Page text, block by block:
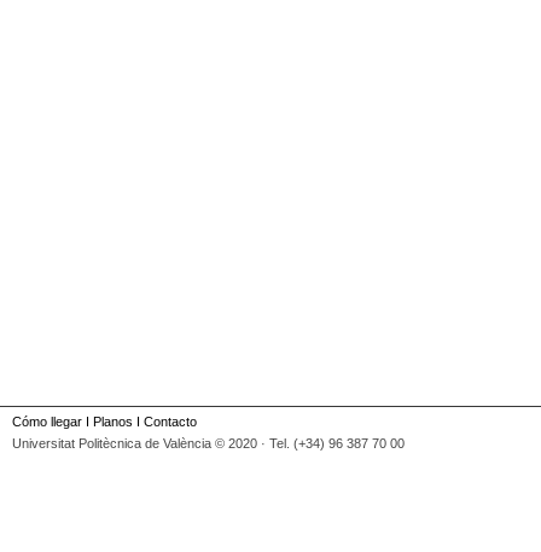
Cómo llegar I Planos I Contacto
Universitat Politècnica de València © 2020 · Tel. (+34) 96 387 70 00